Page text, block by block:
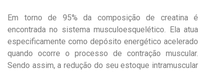
Em torno de 95% da composição de creatina é
encontrada no sistema musculoesquelético. Ela atua
especificamente como depósito energético acelerado
quando ocorre o processo de contração muscular.
Sendo assim, a redução do seu estoque intramuscular